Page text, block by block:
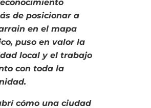
de posicionar a
en el mapa
puso en valor la
local y el trabajo
con toda la
cómo una ciudad